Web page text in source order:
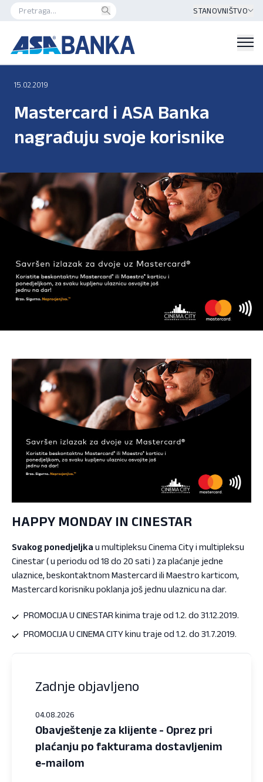
STANOVNIŠTVO
15.02.2019
Mastercard i ASA Banka
nagrađuju svoje korisnike
HAPPY MONDAY IN CINESTAR
Svakog ponedjeljka u multipleksu Cinema City i multipleksu
Cinestar ( u periodu od 18 do 20 sati ) za plaćanje jedne
ulaznice, beskontaktnom Mastercard ili Maestro karticom,
Mastercard korisniku poklanja još jednu ulaznicu na dar.
PROMOCIJA U CINESTAR kinima traje od 1.2. do 31.12.2019.
PROMOCIJA U CINEMA CITY kinu traje od 1.2. do 31.7.2019.
Zadnje objavljeno
04.08.2026
Obavještenje za klijente - Oprez pri
plaćanju po fakturama dostavljenim
e-mailom